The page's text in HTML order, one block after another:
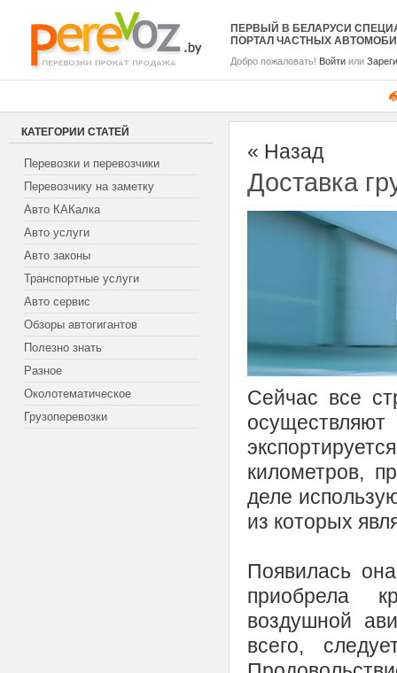
ПЕРВЫЙ В БЕЛАРУСИ
ПОРТАЛ ЧАСТНЫХ
Добро пожаловать! Войти или
КАТЕГОРИИ СТАТЕЙ
Перевозки и перевозчики
Перевозчику на заметку
Авто КАКалка
Авто услуги
Авто законы
Транспортные услуги
Авто сервис
Обзоры автогигантов
Полезно знать
Разное
Околотематическое
Грузоперевозки
« Назад
Доставка
Сейчас все
километров,
деле
из которых
Появилась
приобрела
воздушной
всего,